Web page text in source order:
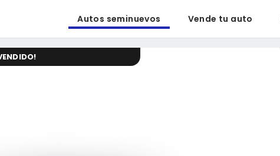
Autos seminuevos Vende tu auto
!